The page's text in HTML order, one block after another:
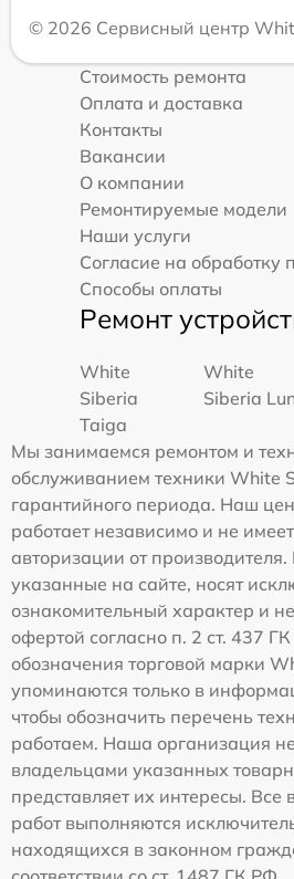
© 2026 Сервисный центр
Стоимость ремонта
Оплата и доставка
Контакты
Вакансии
О компании
Ремонтируемые модели
Наши услуги
Согласие на
Способы оплаты
Ремонт
White
Siberia
Taiga
White
Siberia
Мы занимаемся ремонтом и
обслуживанием техники White
гарантийного периода. Наш
работает независимо и не
авторизации от
указанные на сайте, носят
ознакомительный характер и
офертой согласно п. 2 ст. 437
обозначения торговой марки
упоминаются только в
чтобы обозначить перечень
работаем. Наша организация
владельцами указанных
представляет их интересы.
работ выполняются
находящихся в законном